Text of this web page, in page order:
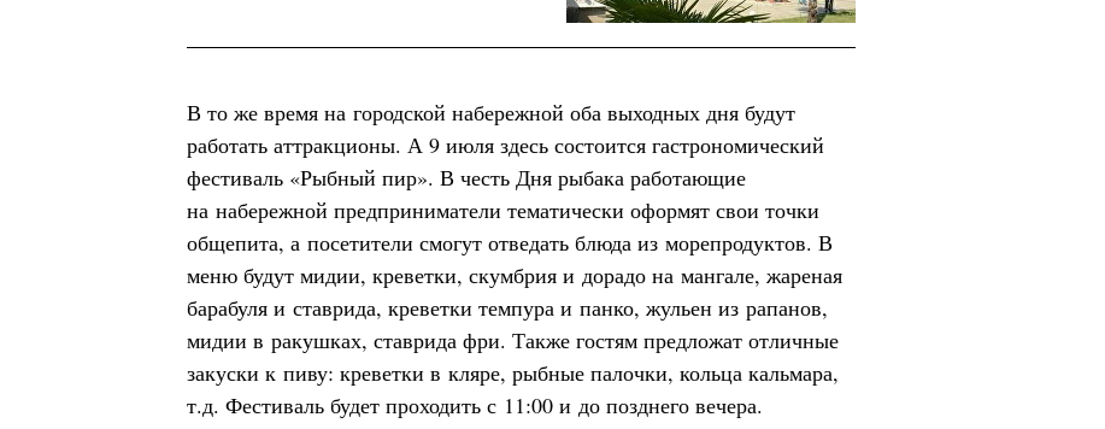
В то же время на городской набережной оба выходных дня будут
работать аттракционы. А 9 июля здесь состоится гастрономический
фестиваль «Рыбный пир». В честь Дня рыбака работающие
на набережной предприниматели тематически оформят свои точки
общепита, а посетители смогут отведать блюда из морепродуктов. В
меню будут мидии, креветки, скумбрия и дорадо на мангале, жареная
барабуля и ставрида, креветки темпура и панко, жульен из рапанов,
мидии в ракушках, ставрида фри. Также гостям предложат отличные
закуски к пиву: креветки в кляре, рыбные палочки, кольца кальмара,
т.д. Фестиваль будет проходить с 11:00 и до позднего вечера.